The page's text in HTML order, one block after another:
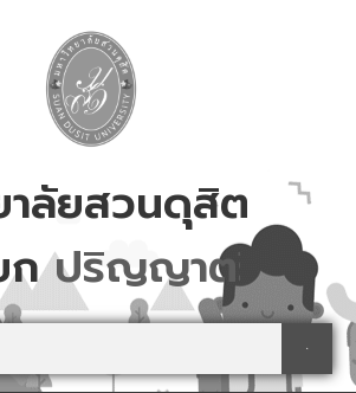
าลัยสวนดุสิต
ก สมครเลย!